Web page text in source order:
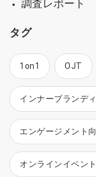
調査レポート
タグ
1on1 OJT
インナーブランデ
エンゲージメント
オンラインイベント